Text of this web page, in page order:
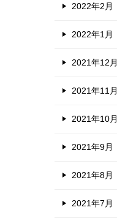
2022年2月
2022年1月
2021年12月
2021年11月
2021年10月
2021年9月
2021年8月
2021年7月